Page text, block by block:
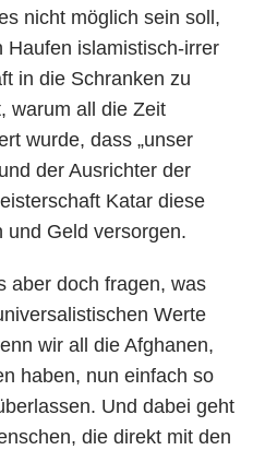
nicht möglich sein soll,
Haufen islamistisch-irrer
in die Schranken zu
warum all die Zeit
wurde, dass „unser
der Ausrichter der
Katar diese
und Geld versorgen.
aber doch fragen, was
Werte
wir all die Afghanen,
haben, nun einfach so
Und dabei geht
die direkt mit den